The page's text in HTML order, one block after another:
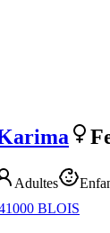
Adultes
BLOIS